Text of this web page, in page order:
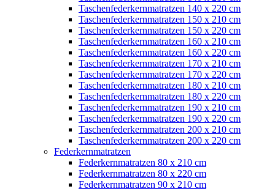
Taschenfederkernmatratzen 140 x 220 cm
Taschenfederkernmatratzen 150 x 210 cm
Taschenfederkernmatratzen 150 x 220 cm
Taschenfederkernmatratzen 160 x 210 cm
Taschenfederkernmatratzen 160 x 220 cm
Taschenfederkernmatratzen 170 x 210 cm
Taschenfederkernmatratzen 170 x 220 cm
Taschenfederkernmatratzen 180 x 210 cm
Taschenfederkernmatratzen 180 x 220 cm
Taschenfederkernmatratzen 190 x 210 cm
Taschenfederkernmatratzen 190 x 220 cm
Taschenfederkernmatratzen 200 x 210 cm
Taschenfederkernmatratzen 200 x 220 cm
Federkernmatratzen
Federkernmatratzen 80 x 210 cm
Federkernmatratzen 80 x 220 cm
Federkernmatratzen 90 x 210 cm